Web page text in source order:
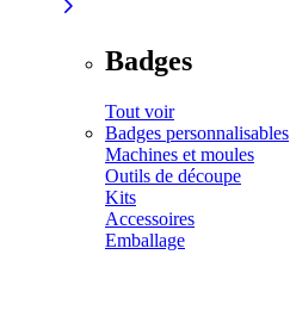
Badges
Tout voir
Badges personnalisables
Machines et moules
Outils de découpe
Kits
Accessoires
Emballage